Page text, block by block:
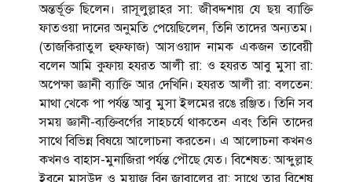
অন্তর্ভূক্ত ছিলেন। রাসূলুল্লাহর সা: জীবদ্দশায় যে ছয় ব্যাক্তি
ফাতওয়া দানের অনুমতি পেয়েছিলেন, তিনি তাদের অন্যতম।
(তাজকিরাতুল হুফফাজ) আসওয়াদ নামক একজন তাবেয়ী
বলেন আমি কুফায় হযরত আলী রা: ও হযরত আবু মুসা রা:
অপেক্ষা জ্ঞানী ব্যাক্তি আর দেখিনি। হযরত আলী রা: বলতেন:
মাথা খেকে পা পর্যন্ত আবু মুসা ইলমের রঙে রঞ্জিত। তিনি সব
সময় জ্ঞানী-ব্যক্তিবর্গের সাহচর্যে থাকতেন এবং তিনি তাদের
সাথে বিভিন্ন বিষয়ে আলোচনা করতেন। এ আলোচনা কখনও
কখনও বাহাস-মুনাজিরা পর্যন্ত পৌছে যেত। বিশেষত: আব্দুল্লাহ
ইবনে মাসউদ ও মুয়াজ বিন জাবালের রা: সাথে তার বিশেষ